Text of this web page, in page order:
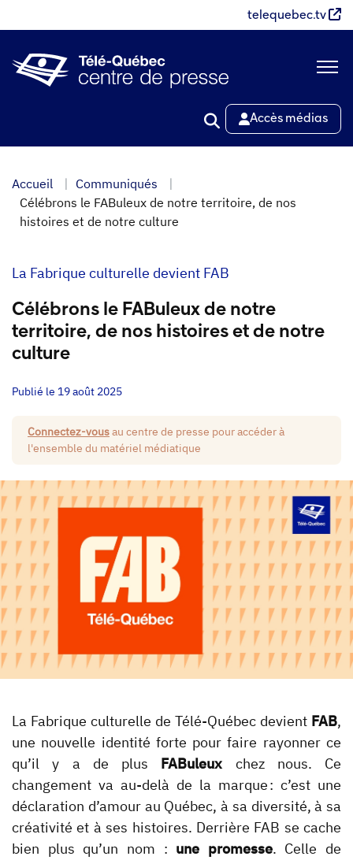
au
principal
telequebec.tv
Accès médias
Accueil
Communiqués
Célébrons le FABuleux de notre territoire, de nos
histoires et de notre culture
La Fabrique culturelle devient FAB
Célébrons le FABuleux de notre
territoire, de nos histoires et de notre
culture
Publié le 19 août 2025
Connectez-vousau centre de presse pour accéder à
l'ensemble du matériel médiatique
La Fabrique culturelle de Télé-Québec devient FAB,
une nouvelle identité forte pour faire rayonner ce
qu’il y a de plus FABuleux chez nous. Ce
changement va au-delà de la marque : c’est une
déclaration d’amour au Québec, à sa diversité, à sa
créativité et à ses histoires. Derrière FAB se cache
bien plus qu’un nom : une promesse. Celle de